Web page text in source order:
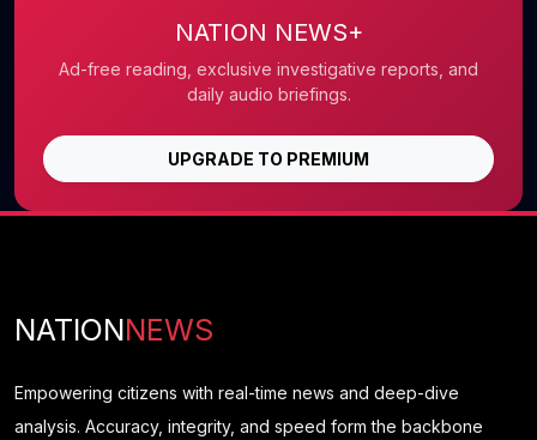
NATION NEWS+
Ad-free reading, exclusive investigative reports, and
daily audio briefings.
UPGRADE TO PREMIUM
NATIONNEWS
Empowering citizens with real-time news and deep-dive
analysis. Accuracy, integrity, and speed form the backbone